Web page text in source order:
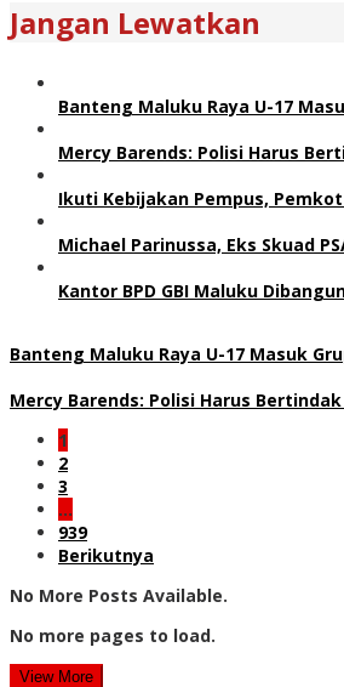
Jangan Lewatkan
Banteng Maluku Raya U-17
Mercy Barends: Polisi Harus
Ikuti Kebijakan Pempus,
Michael Parinussa, Eks Skuad
Kantor BPD GBI Maluku
Banteng Maluku Raya U-17 Masuk
Mercy Barends: Polisi Harus
1
2
3
…
939
Berikutnya
No More Posts Available.
No more pages to load.
View More